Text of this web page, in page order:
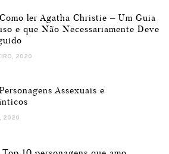
ler Agatha Christie – Um Guia
e que Não Necessariamente Deve
2020
Assexuais e
2020